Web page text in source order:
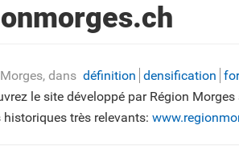
, dans définition densification
le site développé par Région
très relevants: